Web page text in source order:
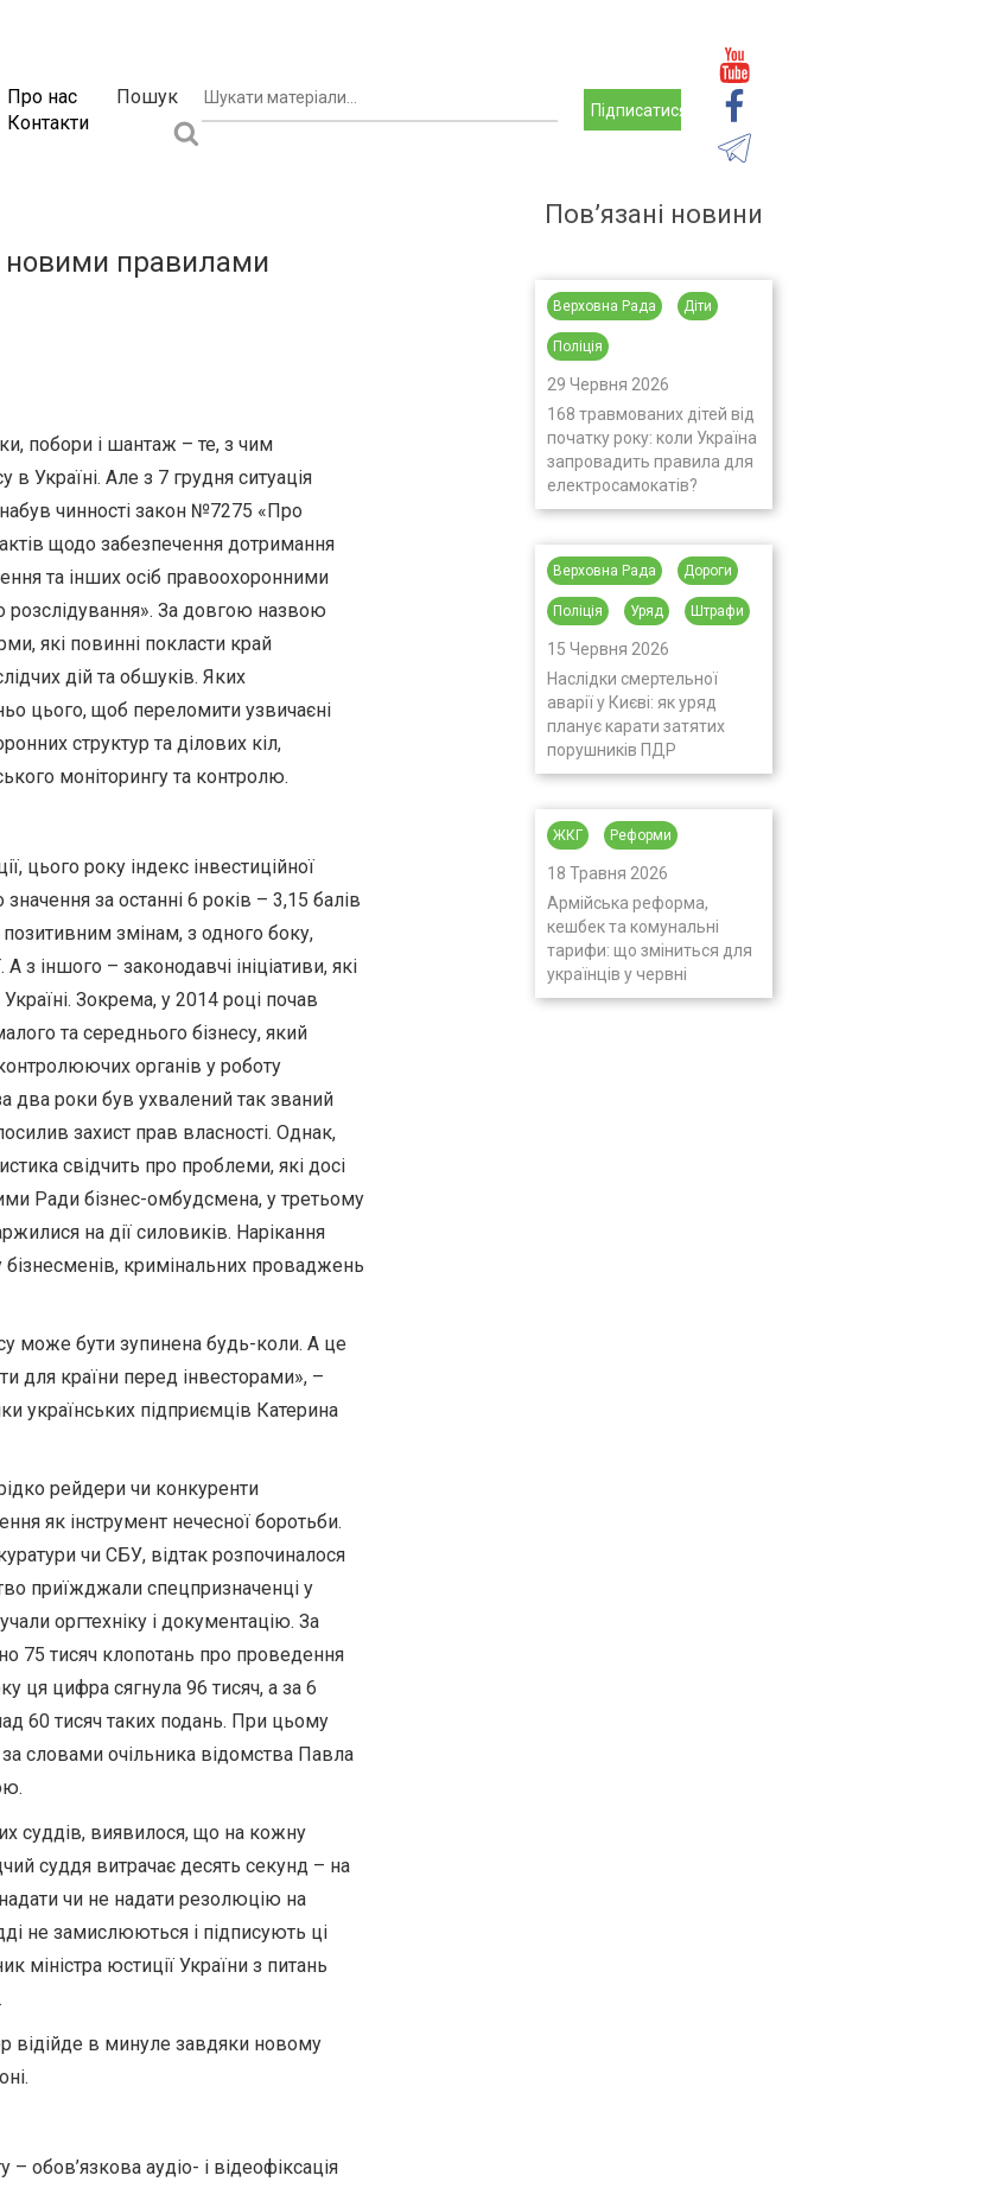
Про нас
Контакти
Пошук
Підписатися
новими правилами
побори і шантаж – те, з чим
Україні. Але з 7 грудня ситуація
чинності закон №7275 «Про
щодо забезпечення дотримання
та інших осіб правоохоронними
розслідування». За довгою назвою
які повинні покласти край
дій та обшуків. Яких
цього, щоб переломити узвичаєні
структур та ділових кіл,
моніторингу та контролю.
цього року індекс інвестиційної
за останні 6 років – 3,15 балів
змінам, з одного боку,
з іншого – законодавчі ініціативи, які
Зокрема, у 2014 році почав
та середнього бізнесу, який
органів у роботу
два роки був ухвалений так званий
захист прав власності. Однак,
свідчить про проблеми, які досі
Ради бізнес-омбудсмена, у третьому
на дії силовиків. Нарікання
бізнесменів, кримінальних проваджень
може бути зупинена будь-коли. А це
для країни перед інвесторами», –
українських підприємців Катерина
рейдери чи конкуренти
як інструмент нечесної боротьби.
чи СБУ, відтак розпочиналося
приїжджали спецпризначенці у
оргтехніку і документацію. За
75 тисяч клопотань про проведення
ця цифра сягнула 96 тисяч, а за 6
60 тисяч таких подань. При цьому
словами очільника відомства Павла
суддів, виявилося, що на кожну
суддя витрачає десять секунд – на
чи не надати резолюцію на
не замислюються і підписують ці
міністра юстиції України з питань
відійде в минуле завдяки новому
аудіо- і відеофіксація
Пов’язані новини
Верховна Рада Діти
Поліція
29 Червня 2026
168 травмованих дітей від
початку року: коли Україна
запровадить правила для
електросамокатів?
Верховна Рада Дороги
Поліція Уряд Штрафи
15 Червня 2026
Наслідки смертельної
аварії у Києві: як уряд
планує карати затятих
порушників ПДР
ЖКГ Реформи
18 Травня 2026
Армійська реформа,
кешбек та комунальні
тарифи: що зміниться для
українців у червні